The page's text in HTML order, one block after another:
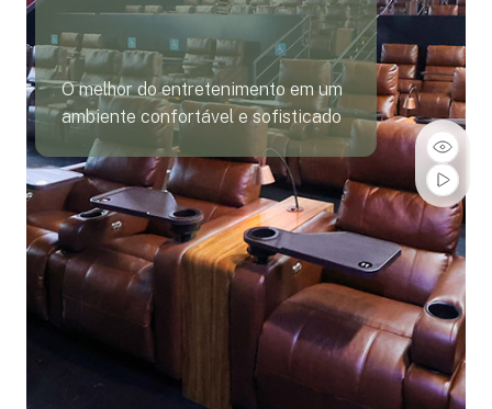
O melhor do entretenimento em um
ambiente confortável e sofisticado